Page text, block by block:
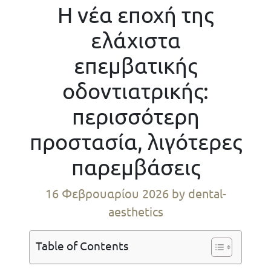
Η νέα εποχή της
ελάχιστα
επεμβατικής
οδοντιατρικής:
περισσότερη
προστασία, λιγότερες
παρεμβάσεις
16 Φεβρουαρίου 2026 by dental-
aesthetics
Table of Contents